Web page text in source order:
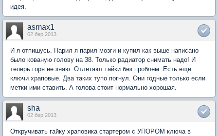
идея.
asmax1
02 бер 2013
И я отпишусь. Парил я парил мозги и купил как выше написано
было кованую голову на 38. Только радиатор снимать надо! И
теперь горя не знаю. Отлетают гайки без проблем. Есть еще
ключи храповые. Два таких тупо погнул. Они годные только если
метки ими ставить. А голова стоит нормально хорошая.
sha
02 бер 2013
Откручивать гайку храповика стартером с УПОРОМ ключа в